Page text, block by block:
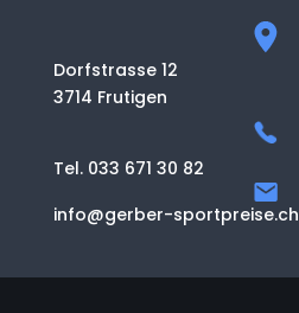
Dorfstrasse 12
3714 Frutigen
Tel. 033 671 30 82
info@gerber-sportpreise.ch